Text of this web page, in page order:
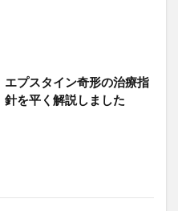
エプスタイン奇形の治療指
針を平く解説しました